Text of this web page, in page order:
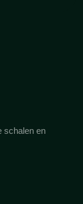
schalen en